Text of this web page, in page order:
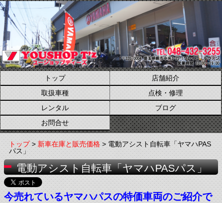
トップ
店舗紹介
取扱車種
点検・修理
レンタル
ブログ
お問合せ
トップ>新車在庫と販売価格> 電動アシスト自転車「ヤマハPAS
パス」
電動アシスト自転車「ヤマハPASパス」
今売れているヤマハパスの特価車両のご紹介で